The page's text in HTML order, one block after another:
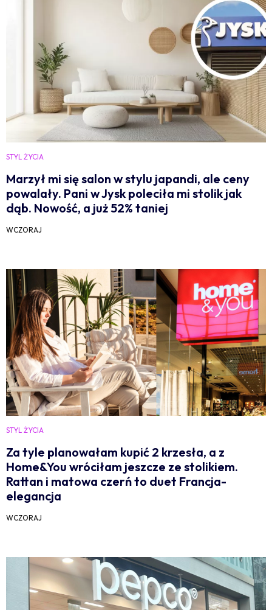
STYL ŻYCIA
Marzył mi się salon w stylu japandi, ale ceny
powalały. Pani w Jysk poleciła mi stolik jak
dąb. Nowość, a już 52% taniej
WCZORAJ
STYL ŻYCIA
Za tyle planowałam kupić 2 krzesła, a z
Home&You wróciłam jeszcze ze stolikiem.
Rattan i matowa czerń to duet Francja-
elegancja
WCZORAJ